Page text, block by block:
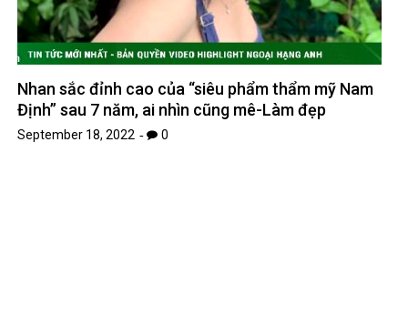
Nhan sắc đỉnh cao của “siêu phẩm thẩm mỹ Nam
Định” sau 7 năm, ai nhìn cũng mê-Làm đẹp
September 18, 2022 0